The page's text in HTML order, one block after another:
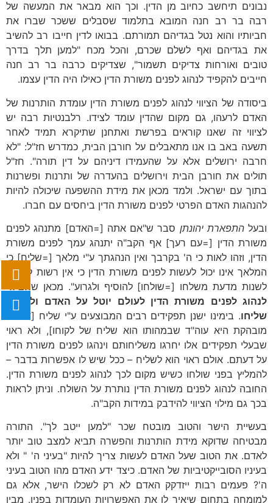
נבונים תיחשב כחיוב מן הדין. וכך הוא מבאר את המעשה של
רבה בר רב חנה המובא בתלמוד שסבלים ששכר שברו את
חביותיו והוא נטל בגדיהם תמורתם. בבואו לדין חייבו רב להשיב
את בגדיהם ואף לשלם שכרם, והכל מכח "למען תלך בדרך
טובים ואורחות צדיקים תשמור", שצדיקים כרבה בר רב חנה
חייבים להקפיד לנהוג לפנים משורת הדין כאילו היה הדין עצמו.
ביסודה של הציווי לנהוג לפנים משורת הדין עומדת הותרנות של
האדם לרעהו, גם מקום שהדין עומד לצידו. רלבנטיות רבה יש
לציווי זה שאנו קוראים בפרשת ואתחנן שתיקרא תמיד לאחר
תשעה באב בו אנו מתאבלים על חורבן הבית, כמדרש חז"ל: "לא
חרבה ירושלים אלא על שהעמידו דיניהם על דין תורה". חז"ל
תולים את חורבן הבית וירושלים בהעדרה של ותרנות ופשרנות
בתוך עם ישראל. ולמד מכאן את מידת ההשפעה שיכולה להיות
להנהגות האדם הפרטי לפנים משורת הדין ביחסים עם חברו.
ובעלהתפארת יהונתן סבר ש"אם אתה [=האדם] מתנהג לפנים
משורת הדין [=עם רעך] אף הקב"ה יתנהג עמך לפנים משורת
הדין, וזהו לאות כי ה' בקרבך ואין הנהגתך ע"י מלאך [=שליח] כי
המלאך אינו יכול לעשות לפנים משורת הדין כי אין רשות לשליח
לשנות מדעת משלחו [=שולחו] להוסיף ולגרוע". מכאן שהציווי
לנהוג לפנים משורת הדין לעולם יוטל על האדם ולא על
שליחו. בימינו ישנן תפקידים רבים המבוצעים ע"י שליח [דוגמא
מובהקת היא עוה"ד שבמהותו הוא שליח של לקוחו], ולא ראוי
שבעלי תפקידים אלו יחרגו משליחותם וינהגו לפנים משורת הדין
על דעתם. אולם ראוי הוא לשליח – ככל שיש לו אפשרות בדבר –
להמליץ בפני שולחו כשיש מקום לכך לנהוג לפנים משורת הדין.
החובה לנהוג לפנים משורת הדין נותרת על השולח. וניתן לראות
בכך גם מילוי הציווי להידבק במידות הקב"ה.
בעשיית הישר והטוב מובטח שכר "למען ייטב לך". התורה
מבטיחה שדוקא מידת הותרנות והפשרה תביא למצב טוב יותר
לאדם. את הטוב שעל האדם לעשות צריך להיות "בעיני ה' " ולא
בעיניו הסובייקטיביות של האדם. כיצד ידע האדם מהו הטוב בעיני
ה'? פעמים רבות ייזדקק האדם לא רק לשכלו הישר, אלא גם
למומחה בתחום שיאיר לו את האפשרויות העומדות בפניו. מבין